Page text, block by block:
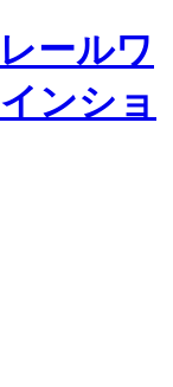
ールワ
ンショ